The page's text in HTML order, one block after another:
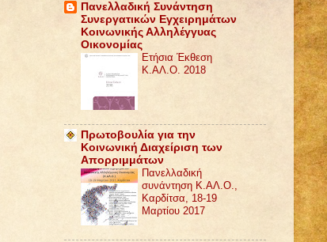
Πανελλαδική Συνάντηση
Συνεργατικών Εγχειρημάτων
Κοινωνικής Αλληλέγγυας
Οικονομίας
Ετήσια Έκθεση
Κ.ΑΛ.Ο. 2018
Πρωτοβουλία για την
Κοινωνική Διαχείριση των
Απορριμμάτων
Πανελλαδική
συνάντηση Κ.ΑΛ.Ο.,
Καρδίτσα, 18-19
Μαρτίου 2017